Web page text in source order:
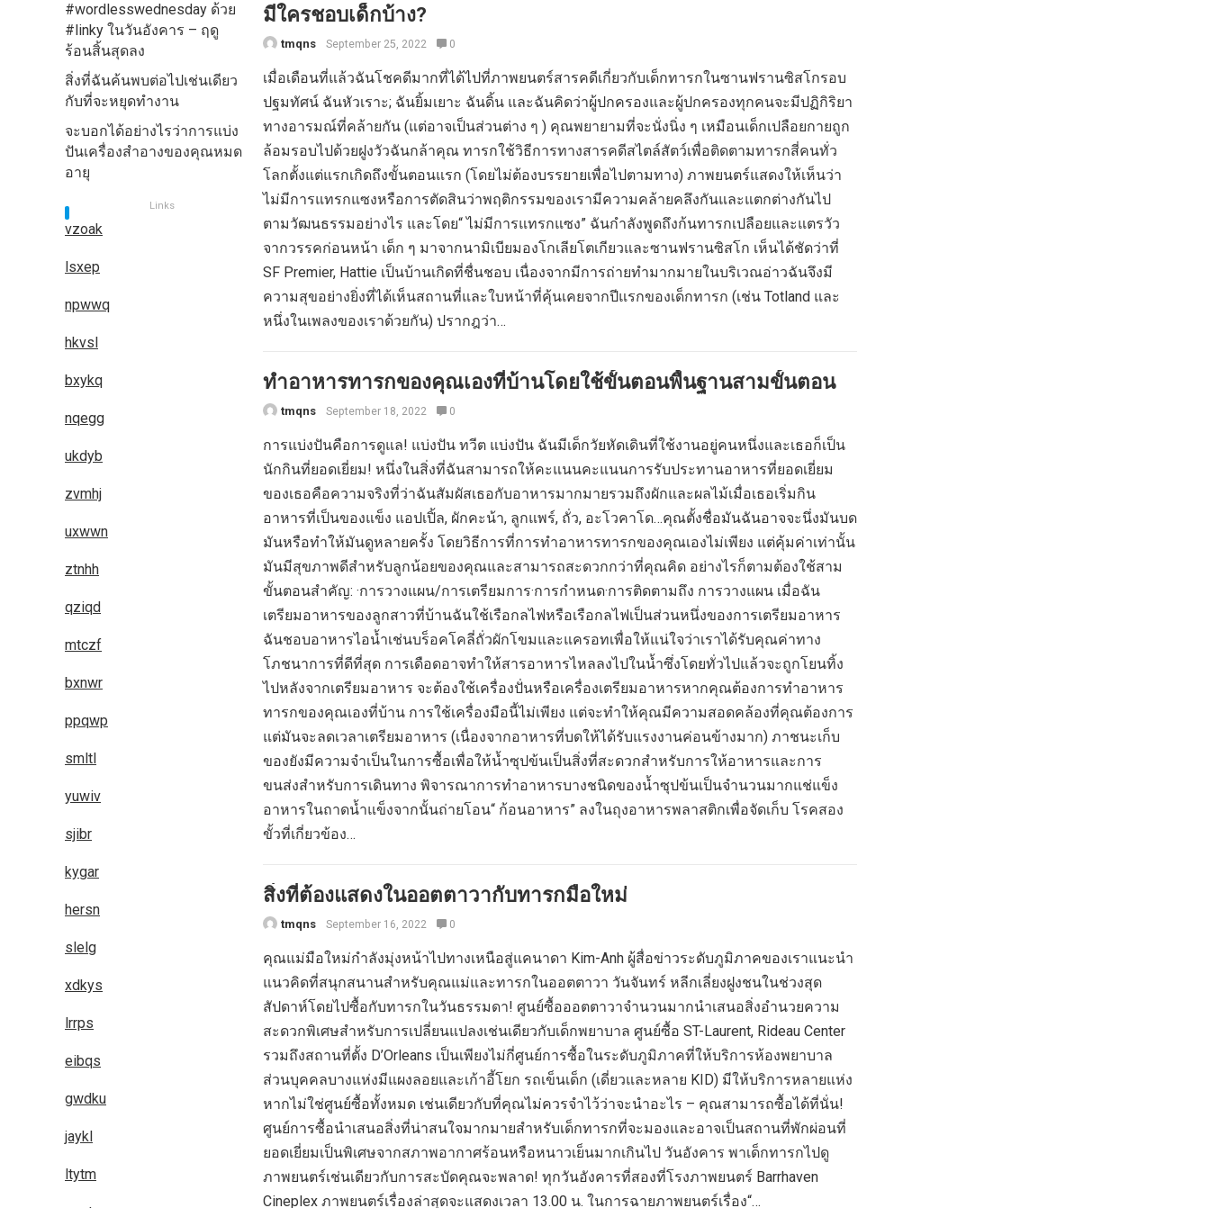
มีใครชอบเด็กบ้าง?
tmqns September 25, 2022 0
เมื่อเดือนที่แล้วฉันโชคดีมากที่ได้ไปที่ภาพยนตร์สารคดีเกี่ยวกับเด็กทารกในซานฟรานซิสโกรอบ
ปฐมทัศน์ ฉันหัวเราะ; ฉันยิ้มเยาะ ฉันดิ้น และฉันคิดว่าผู้ปกครองและผู้ปกครองทุกคนจะมีปฏิกิริยา
ทางอารมณ์ที่คล้ายกัน (แต่อาจเป็นส่วนต่าง ๆ ) คุณพยายามที่จะนั่งนิ่ง ๆ เหมือนเด็กเปลือยกายถูก
ล้อมรอบไปด้วยฝูงวัวฉันกล้าคุณ ทารกใช้วิธีการทางสารคดีสไตล์สัตว์เพื่อติดตามทารกสี่คนทั่ว
โลกตั้งแต่แรกเกิดถึงขั้นตอนแรก (โดยไม่ต้องบรรยายเพื่อไปตามทาง) ภาพยนตร์แสดงให้เห็นว่า
ไม่มีการแทรกแซงหรือการตัดสินว่าพฤติกรรมของเรามีความคล้ายคลึงกันและแตกต่างกันไป
ตามวัฒนธรรมอย่างไร และโดย“ ไม่มีการแทรกแซง” ฉันกำลังพูดถึงก้นทารกเปลือยและแตรวัว
จากวรรคก่อนหน้า เด็ก ๆ มาจากนามิเบียมองโกเลียโตเกียวและซานฟรานซิสโก เห็นได้ชัดว่าที่
SF Premier, Hattie เป็นบ้านเกิดที่ชื่นชอบ เนื่องจากมีการถ่ายทำมากมายในบริเวณอ่าวฉันจึงมี
ความสุขอย่างยิ่งที่ได้เห็นสถานที่และใบหน้าที่คุ้นเคยจากปีแรกของเด็กทารก (เช่น Totland และ
หนึ่งในเพลงของเราด้วยกัน) ปรากฎว่า…
ทำอาหารทารกของคุณเองที่บ้านโดยใช้ขั้นตอนพื้นฐานสามขั้นตอน
tmqns September 18, 2022 0
การแบ่งปันคือการดูแล! แบ่งปัน ทวีต แบ่งปัน ฉันมีเด็กวัยหัดเดินที่ใช้งานอยู่คนหนึ่งและเธอก็เป็น
นักกินที่ยอดเยี่ยม! หนึ่งในสิ่งที่ฉันสามารถให้คะแนนคะแนนการรับประทานอาหารที่ยอดเยี่ยม
ของเธอคือความจริงที่ว่าฉันสัมผัสเธอกับอาหารมากมายรวมถึงผักและผลไม้เมื่อเธอเริ่มกิน
อาหารที่เป็นของแข็ง แอปเปิ้ล, ผักคะน้า, ลูกแพร์, ถั่ว, อะโวคาโด…คุณตั้งชื่อมันฉันอาจจะนึ่งมันบด
มันหรือทำให้มันดูหลายครั้ง โดยวิธีการที่การทำอาหารทารกของคุณเองไม่เพียง แต่คุ้มค่าเท่านั้น
มันมีสุขภาพดีสำหรับลูกน้อยของคุณและสามารถสะดวกกว่าที่คุณคิด อย่างไรก็ตามต้องใช้สาม
ขั้นตอนสำคัญ: ·การวางแผน/การเตรียมการ·การกำหนด·การติดตามถึง การวางแผน เมื่อฉัน
เตรียมอาหารของลูกสาวที่บ้านฉันใช้เรือกลไฟหรือเรือกลไฟเป็นส่วนหนึ่งของการเตรียมอาหาร
ฉันชอบอาหารไอน้ำเช่นบร็อคโคลี่ถั่วผักโขมและแครอทเพื่อให้แน่ใจว่าเราได้รับคุณค่าทาง
โภชนาการที่ดีที่สุด การเดือดอาจทำให้สารอาหารไหลลงไปในน้ำซึ่งโดยทั่วไปแล้วจะถูกโยนทิ้ง
ไปหลังจากเตรียมอาหาร จะต้องใช้เครื่องปั่นหรือเครื่องเตรียมอาหารหากคุณต้องการทำอาหาร
ทารกของคุณเองที่บ้าน การใช้เครื่องมือนี้ไม่เพียง แต่จะทำให้คุณมีความสอดคล้องที่คุณต้องการ
แต่มันจะลดเวลาเตรียมอาหาร (เนื่องจากอาหารที่บดให้ได้รับแรงงานค่อนข้างมาก) ภาชนะเก็บ
ของยังมีความจำเป็นในการซื้อเพื่อให้น้ำซุปข้นเป็นสิ่งที่สะดวกสำหรับการให้อาหารและการ
ขนส่งสำหรับการเดินทาง พิจารณาการทำอาหารบางชนิดของน้ำซุปข้นเป็นจำนวนมากแช่แข็ง
อาหารในถาดน้ำแข็งจากนั้นถ่ายโอน“ ก้อนอาหาร” ลงในถุงอาหารพลาสติกเพื่อจัดเก็บ โรคสอง
ขั้วที่เกี่ยวข้อง…
สิ่งที่ต้องแสดงในออตตาวากับทารกมือใหม่
tmqns September 16, 2022 0
คุณแม่มือใหม่กำลังมุ่งหน้าไปทางเหนือสู่แคนาดา Kim-Anh ผู้สื่อข่าวระดับภูมิภาคของเราแนะนำ
แนวคิดที่สนุกสนานสำหรับคุณแม่และทารกในออตตาวา วันจันทร์ หลีกเลี่ยงฝูงชนในช่วงสุด
สัปดาห์โดยไปซื้อกับทารกในวันธรรมดา! ศูนย์ซื้อออตตาวาจำนวนมากนำเสนอสิ่งอำนวยความ
สะดวกพิเศษสำหรับการเปลี่ยนแปลงเช่นเดียวกับเด็กพยาบาล ศูนย์ซื้อ ST-Laurent, Rideau Center
รวมถึงสถานที่ตั้ง D’Orleans เป็นเพียงไม่กี่ศูนย์การซื้อในระดับภูมิภาคที่ให้บริการห้องพยาบาล
ส่วนบุคคลบางแห่งมีแผงลอยและเก้าอี้โยก รถเข็นเด็ก (เดี่ยวและหลาย KID) มีให้บริการหลายแห่ง
หากไม่ใช่ศูนย์ซื้อทั้งหมด เช่นเดียวกับที่คุณไม่ควรจำไว้ว่าจะนำอะไร – คุณสามารถซื้อได้ที่นั่น!
ศูนย์การซื้อนำเสนอสิ่งที่น่าสนใจมากมายสำหรับเด็กทารกที่จะมองและอาจเป็นสถานที่พักผ่อนที่
ยอดเยี่ยมเป็นพิเศษจากสภาพอากาศร้อนหรือหนาวเย็นมากเกินไป วันอังคาร พาเด็กทารกไปดู
ภาพยนตร์เช่นเดียวกับการสะบัดคุณจะพลาด! ทุกวันอังคารที่สองที่โรงภาพยนตร์ Barrhaven
Cineplex ภาพยนตร์เรื่องล่าสุดจะแสดงเวลา 13.00 น. ในการฉายภาพยนตร์เรื่อง“…
#wordlesswednesday ด้วย
#linky ในวันอังคาร – ฤดู
ร้อนสิ้นสุดลง
สิ่งที่ฉันค้นพบต่อไปเช่นเดียว
กับที่จะหยุดทำงาน
จะบอกได้อย่างไรว่าการแบ่ง
ปันเครื่องสำอางของคุณหมด
อายุ
Links
vzoak
lsxep
npwwq
hkvsl
bxykq
nqegg
ukdyb
zvmhj
uxwwn
ztnhh
qziqd
mtczf
bxnwr
ppqwp
smltl
yuwiv
sjibr
kygar
hersn
slelg
xdkys
lrrps
eibqs
gwdku
jaykl
ltytm